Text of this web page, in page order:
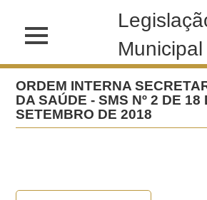
Municipal
ORDEM INTERNA
DA SAÚDE - SMS Nº 2 DE 18
SETEMBRO DE 2018